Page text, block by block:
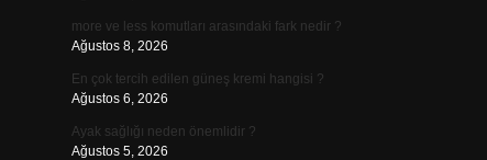
more ve less komutları arasındaki fark nedir ?
Ağustos 8, 2026
En çok tercih edilen güneş kremi hangisi ?
Ağustos 6, 2026
Ayak sağlığı neden önemlidir ?
Ağustos 5, 2026